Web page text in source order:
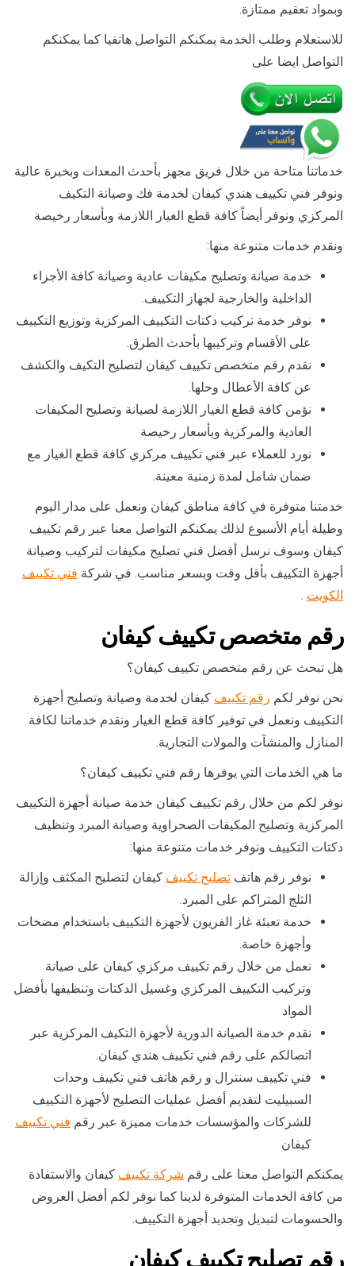
وبمواد تعقيم ممتازة.
للاستعلام وطلب الخدمة يمكنكم التواصل هاتفيا كما يمكنكم
التواصل ايضا على
خدماتنا متاحة من خلال فريق مجهز بأحدث المعدات وبخبرة عالية
ونوفر فني تكييف هندي كيفان لخدمة فك وصيانة التكيف
المركزي ونوفر أيضاً كافة قطع الغيار اللازمة وبأسعار رخيصة
ونقدم خدمات متنوعة منها:
خدمة صيانة وتصليح مكيفات عادية وصيانة كافة الأجزاء
الداخلية والخارجية لجهاز التكييف.
نوفر خدمة تركيب دكتات التكييف المركزية وتوزيع التكييف
على الأقسام وتركيبها بأحدث الطرق.
نقدم رقم متخصص تكييف كيفان لتصليح التكيف والكشف
عن كافة الأعطال وحلها.
نؤمن كافة قطع الغيار اللازمة لصيانة وتصليح المكيفات
العادية والمركزية وبأسعار رخيصة
نورد للعملاء عبر فني تكييف مركزي كافة قطع الغيار مع
ضمان شامل لمدة زمنية معينة.
خدمتنا متوفرة في كافة مناطق كيفان ونعمل على مدار اليوم
وطيلة أيام الأسبوع لذلك يمكنكم التواصل معنا عبر رقم تكييف
كيفان وسوف نرسل أفضل فني تصليح مكيفات لتركيب وصيانة
أجهزة التكييف بأقل وقت وبسعر مناسب. في شركة فني تكييف
الكويت .
رقم متخصص تكييف كيفان
هل تبحث عن رقم متخصص تكييف كيفان؟
نحن نوفر لكم رقم تكييف كيفان لخدمة وصيانة وتصليح أجهزة
التكييف ونعمل في توفير كافة قطع الغيار ونقدم خدماتنا لكافة
المنازل والمنشآت والمولات التجارية.
ما هي الخدمات التي يوفرها رقم فني تكييف كيفان؟
نوفر لكم من خلال رقم تكييف كيفان خدمة صيانة أجهزة التكييف
المركزية وتصليح المكيفات الصحراوية وصيانة المبرد وتنظيف
دكتات التكييف ونوفر خدمات متنوعة منها:
نوفر رقم هاتف تصليح تكييف كيفان لتصليح المكثف وإزالة
الثلج المتراكم على المبرد.
خدمة تعبئة غاز الفريون لأجهزة التكييف باستخدام مضخات
وأجهزة خاصة.
نعمل من خلال رقم تكييف مركزي كيفان على صيانة
وتركيب التكييف المركزي وغسيل الدكتات وتنظيفها بأفضل
المواد
نقدم خدمة الصيانة الدورية لأجهزة التكيف المركزية عبر
اتصالكم على رقم فني تكييف هندي كيفان.
فني تكييف سنترال و رقم هاتف فني تكييف وحدات
السبيليت لتقديم أفضل عمليات التصليح لأجهزة التكييف
للشركات والمؤسسات خدمات مميزة عبر رقم فني تكييف
كيفان
يمكنكم التواصل معنا على رقم شركة تكييف كيفان والاستفادة
من كافة الخدمات المتوفرة لدينا كما نوفر لكم أفضل العروض
والحسومات لتبديل وتجديد أجهزة التكييف.
رقم تصليح تكييف كيفان